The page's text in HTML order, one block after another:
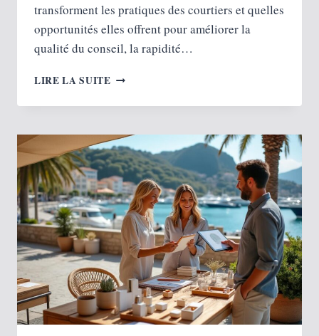
transforment les pratiques des courtiers et quelles
opportunités elles offrent pour améliorer la
qualité du conseil, la rapidité…
LIRE LA SUITE COMMENT
TRANSFORME
MÉTIER
DES
COURTIERS
EN
ASSURANCE